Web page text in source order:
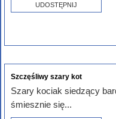
UDOSTĘPNIJ
Szczęśliwy szary kot
Szary kociak siedzący
śmiesznie się...